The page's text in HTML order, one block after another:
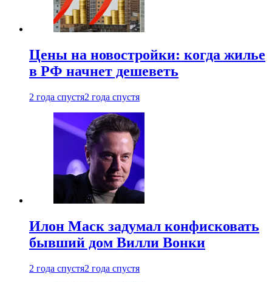
Цены на новостройки: когда жилье
в РФ начнет дешеветь
2 года спустя2 года спустя
Илон Маск задумал конфисковать
бывший дом Вилли Вонки
2 года спустя2 года спустя